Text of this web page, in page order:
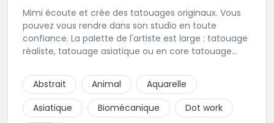
Mimi écoute et crée des tatouages originaux. Vous
pouvez vous rendre dans son studio en toute
confiance. La palette de l'artiste est large : tatouage
réaliste, tatouage asiatique ou en core tatouage
construire un projet qui vous ressemble.
Abstrait Animal
Aquarelle
Asiatique
Biomécanique
Dot work